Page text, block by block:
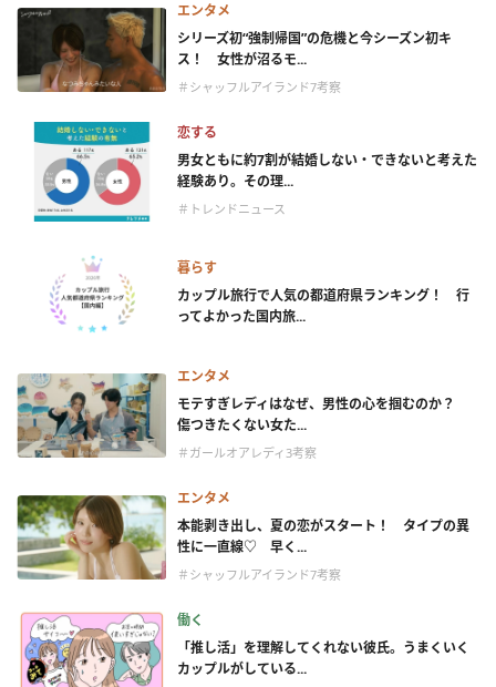
エンタメ
シリーズ初“強制帰国”の危機と今シーズン初キ
ス！ 女性が沼るモ...
＃シャッフルアイランド7考察
恋する
男女ともに約7割が結婚しない・できないと考えた
経験あり。その理...
＃トレンドニュース
暮らす
カップル旅行で人気の都道府県ランキング！ 行
ってよかった国内旅...
エンタメ
モテすぎレディはなぜ、男性の心を掴むのか？
傷つきたくない女た...
＃ガールオアレディ3考察
エンタメ
本能剥き出し、夏の恋がスタート！ タイプの異
性に一直線♡ 早く...
＃シャッフルアイランド7考察
働く
「推し活」を理解してくれない彼氏。うまくいく
カップルがしている...